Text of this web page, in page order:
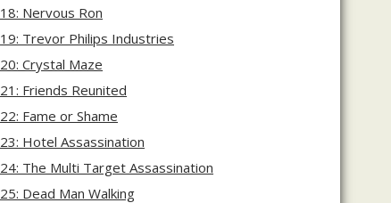
18: Nervous Ron
19: Trevor Philips Industries
20: Crystal Maze
21: Friends Reunited
22: Fame or Shame
23: Hotel Assassination
24: The Multi Target Assassination
25: Dead Man Walking